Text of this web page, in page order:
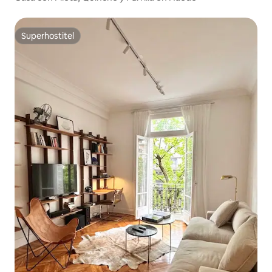
Superhostiteľ
Superhostiteľ